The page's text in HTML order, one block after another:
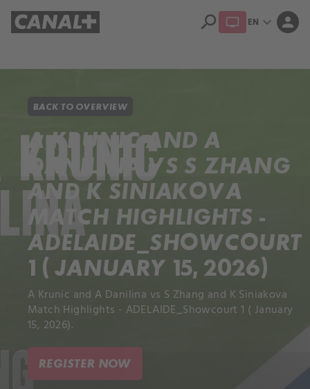
search EN expand_more person
BACK TO OVERVIEW
A KRUNIC AND A
DANILINA VS S ZHANG
AND K SINIAKOVA
MATCH HIGHLIGHTS -
ADELAIDE_SHOWCOURT
1 ( JANUARY 15, 2026)
A Krunic and A Danilina vs S Zhang and K Siniakova
Match Highlights - ADELAIDE_Showcourt 1 ( January
15, 2026).
REGISTER NOW